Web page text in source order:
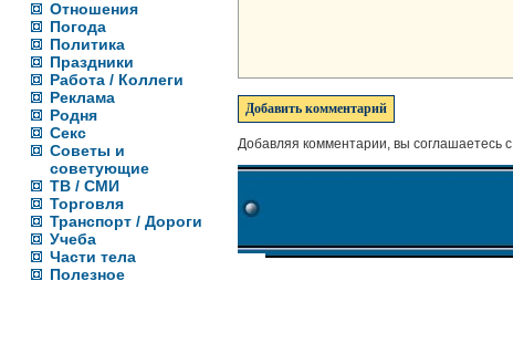
Отношения
Погода
Политика
Праздники
Работа / Коллеги
Реклама
Родня
Секс
Советы и
советующие
ТВ / СМИ
Торговля
Транспорт / Дороги
Учеба
Части тела
Полезное
Добавляя комментарии, вы соглашаетесь с